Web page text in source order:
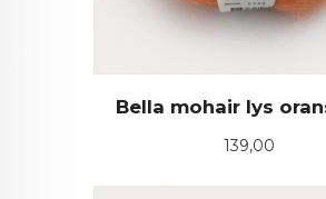
Bella mohair lys
Pris
139,00